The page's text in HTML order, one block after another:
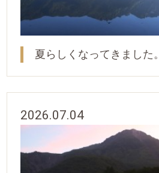
夏らしくなってきました。
2026.07.04